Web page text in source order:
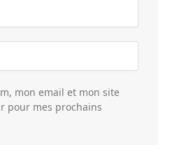
mon email et mon site
pour mes prochains